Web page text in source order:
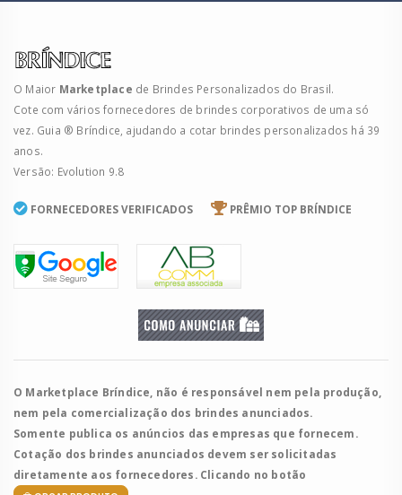
O Maior Marketplace de Brindes Personalizados do Brasil.
Cote com vários fornecedores de brindes corporativos de uma só
vez. Guia ® Bríndice, ajudando a cotar brindes personalizados há 39
anos.
Versão: Evolution 9.8
FORNECEDORES VERIFICADOS PRÊMIO TOP BRÍNDICE
O Marketplace Bríndice, não é responsável nem pela produção,
nem pela comercialização dos brindes anunciados.
Somente publica os anúncios das empresas que fornecem.
Cotação dos brindes anunciados devem ser solicitadas
diretamente aos fornecedores. Clicando no botão